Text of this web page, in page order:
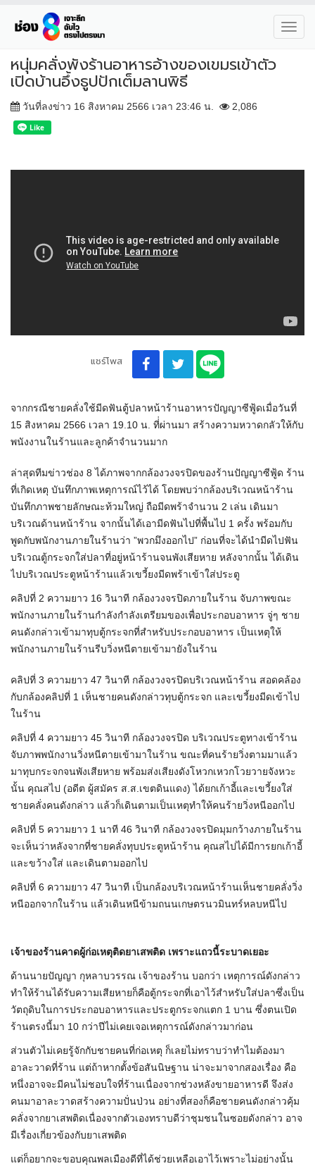
หนุ่มคลั่งพังร้านอาหารอ้างของเขมรเข้าตัว
เปิดบ้านอึ้งธูปปักเต็มลานพิธี
วันที่ลงข่าว 16 สิงหาคม 2566 เวลา 23:46 น. 2,086
แชร์โพส
จากกรณีชายคลั่งใช้มีดฟันตู้ปลาหน้าร้านอาหารปัญญาซีฟู้ดเมื่อวันที่
15 สิงหาคม 2566 เวลา 19.10 น. ที่่ผ่านมา สร้างความหวาดกลัวให้กับ
พนังงานในร้านและลูกค้าจำนวนมาก
ล่าสุดทีมข่าวช่อง 8 ได้ภาพจากกล้องวงจรปิดของร้านปัญญาซีฟู้ด ร้าน
ที่เกิดเหตุ บันทึกภาพเหตุการณ์ไว้ได้ โดยพบว่ากล้องบริเวณหน้าร้าน
บันทึกภาพชายลักษณะท้วมใหญ่ ถือมีดพร้าจำนวน 2 เล่น เดินมา
บริเวณด้านหน้าร้าน จากนั้นได้เอามีดฟันไปที่พื้นไป 1 ครั้ง พร้อมกับ
พูดกับพนักงานภายในร้านว่า ”พวกมึงออกไป” ก่อนที่จะได้นำมีดไปฟัน
บริเวณตู้กระจกใส่ปลาที่อยู่หน้าร้านจนพังเสียหาย หลังจากนั้น ได้เดิน
ไปบริเวณประตูหน้าร้านแล้วเขวี้ยงมีดพร้าเข้าใส่ประตู
คลิปที่ 2 ความยาว 16 วินาที กล้องวงจรปิดภายในร้าน จับภาพขณะ
พนักงานภายในร้านกำลังกำลังเตรียมของเพื่อประกอบอาหาร จู่ๆ ชาย
คนดังกล่าวเข้ามาทุบตู้กระจกที่สำหรับประกอบอาหาร เป็นเหตุให้
พนักงานภายในร้านรีบวิ่งหนีตายเข้ามายังในร้าน
คลิปที่ 3 ความยาว 47 วินาที กล้องวงจรปิดบริเวณหน้าร้าน สอดคล้อง
กับกล้องคลิปที่ 1 เห็นชายคนดังกล่าวทุบตู้กระจก และเขวี้ยงมีดเข้าไป
ในร้าน
คลิปที่ 4 ความยาว 45 วินาที กล้องวงจรปิด บริเวณประตูทางเข้าร้าน
จับภาพพนักงานวิ่งหนีตายเข้ามาในร้าน ขณะที่คนร้ายวิ่งตามมาแล้ว
มาทุบกระจกจนพังเสียหาย พร้อมส่งเสียงดังโหวกเหวกโวยวายจังหวะ
นั้น คุณสไป (อดีต ผู้สมัคร ส.ส.เขตดินแดง) ได้ยกเก้าอี้และเขวี้ยงใส่
ชายคลั่งคนดังกล่าว แล้วก็เดินตามเป็นเหตุทำให้คนร้ายวิ่งหนีออกไป
คลิปที่ 5 ความยาว 1 นาที 46 วินาที กล้องวงจรปิดมุมกว้างภายในร้าน
จะเห็นว่าหลังจากที่ชายคลั่งทุบประตูหน้าร้าน คุณสไปได้มีการยกเก้าอี้
และขว้างใส่ และเดินตามออกไป
คลิปที่ 6 ความยาว 47 วินาที เป็นกล้องบริเวณหน้าร้านเห็นชายคลั่งวิ่ง
หนีออกจากในร้าน แล้วเดินหนีข้ามถนนเกษตรนวมินทร์หลบหนีไป
เจ้าของร้านคาดผู้ก่อเหตุติดยาเสพติด เพราะแถวนี้ระบาดเยอะ
ด้านนายปัญญา กุหลาบวรรณ เจ้าของร้าน บอกว่า เหตุการณ์ดังกล่าว
ทำให้ร้านได้รับความเสียหายก็คือตู้กระจกที่เอาไว้สำหรับใส่ปลาซึ่งเป็น
วัตถุดิบในการประกอบอาหารและประตูกระจกแตก 1 บาน ซึ่งตนเปิด
ร้านตรงนี้มา 10 กว่าปีไม่เคยเจอเหตุการณ์ดังกล่าวมาก่อน
ส่วนตัวไม่เคยรู้จักกับชายคนที่ก่อเหตุ ก็เลยไม่ทราบว่าทำไมต้องมา
อาละวาดที่ร้าน แต่ถ้าหากตั้งข้อสันนิษฐาน น่าจะมาจากสองเรื่อง คือ
หนึ่งอาจจะมีคนไม่ชอบใจที่ร้านเนื่องจากช่วงหลังขายอาหารดี จึงส่ง
คนมาอาละวาดสร้างความปั่นป่วน อย่างที่สองก็คือชายคนดังกล่าวคุ้ม
คลั่งจากยาเสพติดเนื่องจากตัวเองทราบดีว่าชุมชนในซอยดังกล่าว อาจ
มีเรื่องเกี่ยวข้องกับยาเสพติด
แต่ก็อยากจะขอบคุณพลเมืองดีที่ได้ช่วยเหลือเอาไว้เพราะไม่อย่างนั้น